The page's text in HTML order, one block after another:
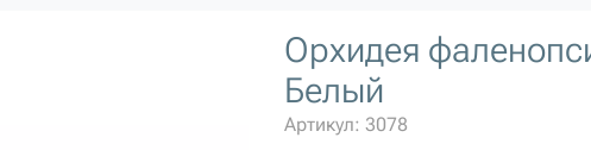
Орхидея
Белый
Артикул: 3078